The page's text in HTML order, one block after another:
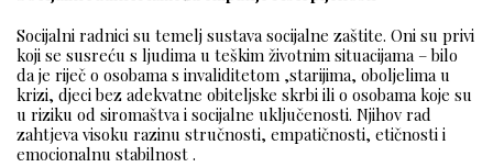
Socijalni radnici su temelj sustava socijalne zaštite. Oni su privi
koji se susreću s ljudima u teškim životnim situacijama – bilo
da je riječ o osobama s invaliditetom ,starijima, oboljelima u
krizi, djeci bez adekvatne obiteljske skrbi ili o osobama koje su
u riziku od siromaštva i socijalne uključenosti. Njihov rad
zahtjeva visoku razinu stručnosti, empatičnosti, etičnosti i
emocionalnu stabilnost .